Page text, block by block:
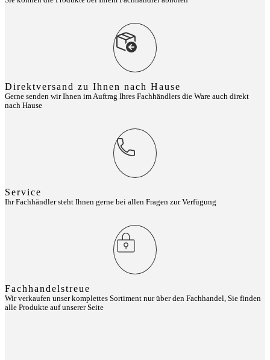
Direktversand zu Ihnen nach Hause
Gerne senden wir Ihnen im Auftrag Ihres Fachhändlers die Ware auch direkt
nach Hause
Service
Ihr Fachhändler steht Ihnen gerne bei allen Fragen zur Verfügung
Fachhandelstreue
Wir verkaufen unser komplettes Sortiment nur über den Fachhandel, Sie finden
alle Produkte auf unserer Seite